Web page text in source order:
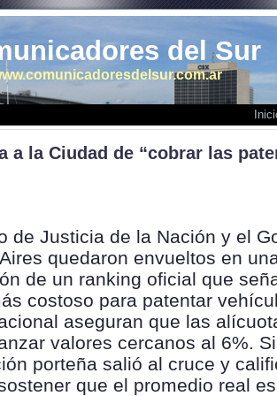
del Sur
a la Ciudad de “cobrar las
de Justicia de la Nación y el
quedaron envueltos en
de un ranking oficial que
costoso para patentar
aseguran que las
valores cercanos al 6%.
porteña salió al cruce y
que el promedio real